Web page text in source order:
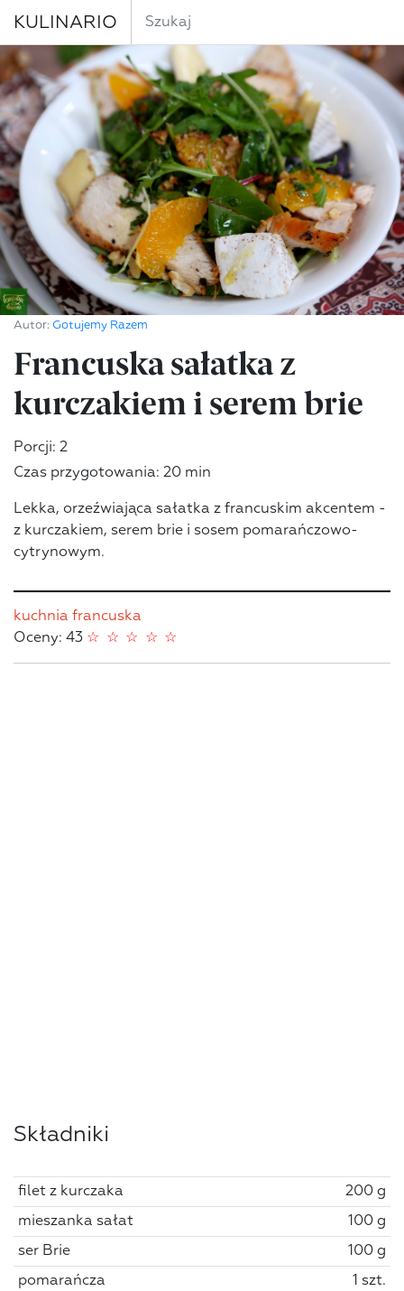
KULINARIO
Autor: Gotujemy Razem
Francuska sałatka z
kurczakiem i serem brie
Porcji: 2
Czas przygotowania: 20 min
Lekka, orzeźwiająca sałatka z francuskim akcentem -
z kurczakiem, serem brie i sosem pomarańczowo-
cytrynowym.
kuchnia francuska
Oceny: 43
☆
☆
☆
☆
☆
Składniki
filet z kurczaka 200 g
mieszanka sałat 100 g
ser Brie 100 g
pomarańcza 1 szt.